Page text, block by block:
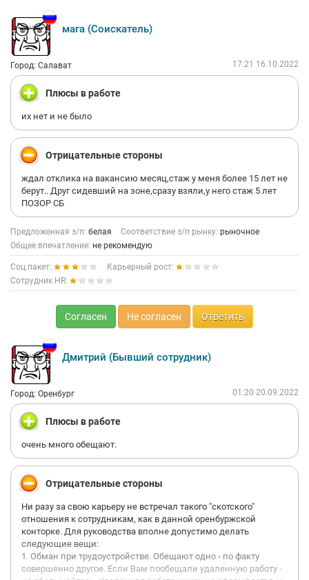
мага (Соискатель)
Город: Салават 17:21 16.10.2022
Плюсы в работе
их нет и не было
Отрицательные стороны
ждал отклика на вакансию месяц,стаж у меня более 15 лет не
берут.. Друг сидевший на зоне,сразу взяли,у него стаж 5 лет
ПОЗОР СБ
Предложенная з/п: белая Соответствие з/п рынку: рыночное
Общее впечатление: не рекомендую
Соц.пакет:
Карьерный рост:
Сотрудник HR:
Согласен Не согласен Ответить
Дмитрий (Бывший сотрудник)
Город: Оренбург 01:20 20.09.2022
Плюсы в работе
очень много обещают.
Отрицательные стороны
Ни разу за свою карьеру не встречал такого "скотского"
отношения к сотрудникам, как в данной оренбуржской
конторке. Для руководства вполне допустимо делать
следующие вещи:
1. Обман при трудоустройстве. Обещают одно - по факту
совершенно другое. Если Вам пообещали удаленную работу -